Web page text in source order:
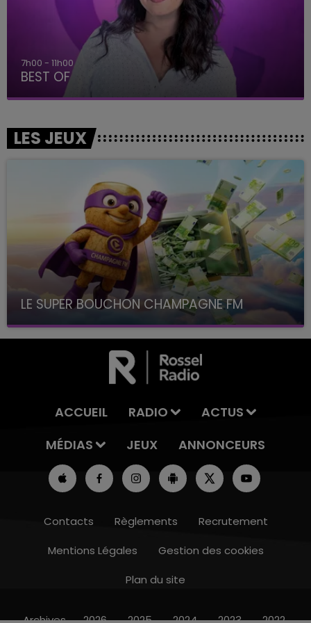
16h00 - 20h00
7h00 - 11h00
BEST OF
LES JEUX
LE SUPER BOUCHON CHAMPAGNE FM
avec La Famille Champagne FM, à 8H10
ACCUEIL RADIO
ACTUS
MÉDIAS
JEUX ANNONCEURS
Contacts Règlements
Recrutement
Mentions Légales
Gestion des cookies
Plan du site
Archives 2026 2025 2024 2023 2022